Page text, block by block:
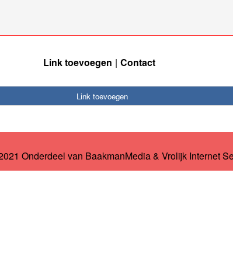
Link toevoegen Contact
Link toevoegen
Onderdeel van BaakmanMedia& Vrolijk Internet